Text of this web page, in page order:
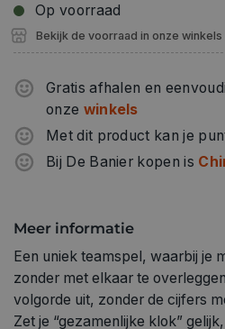
Op voorraad
Bekijk de voorraad in onze winkels
Gratis afhalen en
onze winkels
Met dit product kan je
Bij De Banier kopen is
Meer informatie
Een uniek teamspel, waarbij je
zonder met elkaar te
volgorde uit, zonder de cijfers
Zet je “gezamenlijke klok”